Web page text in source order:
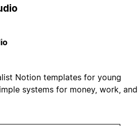
Notion templates for young
systems for money, work, and